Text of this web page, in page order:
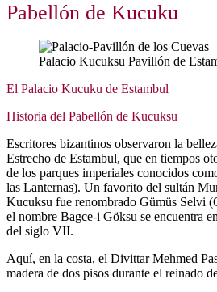
Pabellón de Kucuku
Palacio Kucuksu Pavillón de
El Palacio Kucuku de Estambul
Historia del Pabellón de Kucuksu
Escritores bizantinos observaron la
Estrecho de Estambul, que en tiempos
de los parques imperiales conocidos
las Lanternas). Un favorito del sultán
Kucuksu fue renombrado Gümüs Selvi
el nombre Bagce-i Göksu se encuentra
del siglo VII.
Aquí, en la costa, el Divittar Mehmed
madera de dos pisos durante el reinado